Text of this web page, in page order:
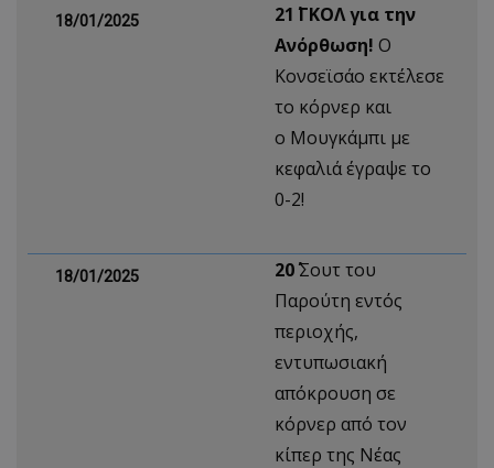
18/01/2025
21΄ ΓΚΟΛ για την
Ανόρθωση! Ο
Κονσεϊσάο εκτέλεσε
το κόρνερ και
ο Μουγκάμπι με
κεφαλιά έγραψε το
0-2!
18/01/2025 20΄Σουτ του
Παρούτη εντός
περιοχής,
εντυπωσιακή
απόκρουση σε
κόρνερ από τον
κίπερ της Νέας